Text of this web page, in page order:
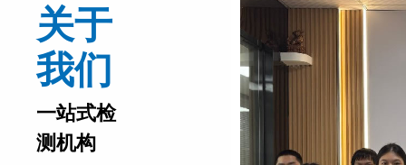
关于
我们
一站式检
测机构